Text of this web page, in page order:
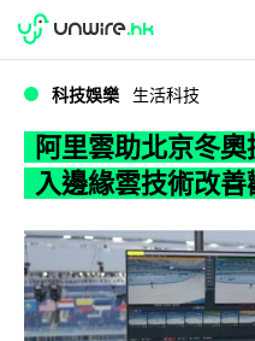
WWDC 2026
科技娛樂 生活科技
阿里雲助北京冬
入邊緣雲技術改